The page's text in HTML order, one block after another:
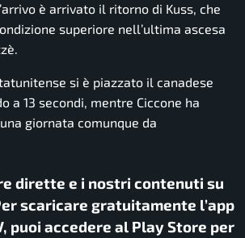
è arrivato il ritorno di Kuss, che
superiore nell’ultima ascesa
si è piazzato il canadese
a 13 secondi, mentre Ciccone ha
giornata comunque da
dirette e i nostri contenuti su
scaricare gratuitamente l’app
puoi accedere al Play Store per